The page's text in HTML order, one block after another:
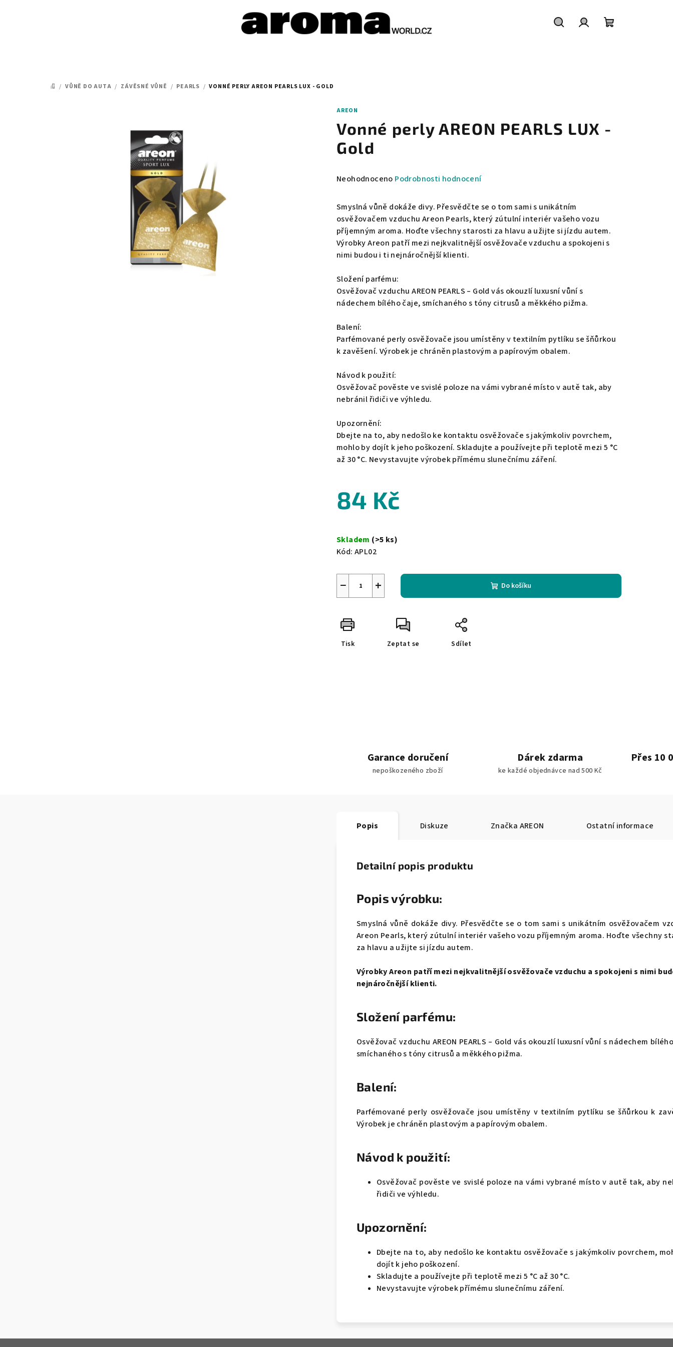
DOMŮ
/ VŮNĚ DO AUTA / ZÁVĚSNÉ VŮNĚ / PEARLS / VONNÉ PERLY AREON PEARLS LUX - GOLD
AREON
Vonné perly AREON PEARLS LUX -
Gold
Průměrné
produktu
0,0
z
Neohodnoceno Podrobnosti hodnocení
Smyslná vůně dokáže divy. Přesvědčte se o tom sami s unikátním
osvěžovačem vzduchu Areon Pearls, který zútulní interiér vašeho vozu
příjemným aroma. Hoďte všechny starosti za hlavu a užijte si jízdu autem.
Výrobky Areon patří mezi nejkvalitnější osvěžovače vzduchu a spokojeni s
nimi budou i ti nejnáročnější klienti.
Složení parfému:
Osvěžovač vzduchu AREON PEARLS – Gold vás okouzlí luxusní vůní s
nádechem bílého čaje, smíchaného s tóny citrusů a měkkého pižma.
Balení:
Parfémované perly osvěžovače jsou umístěny v textilním pytlíku se šňůrkou
k zavěšení. Výrobek je chráněn plastovým a papírovým obalem.
Návod k použití:
Osvěžovač pověste ve svislé poloze na vámi vybrané místo v autě tak, aby
nebránil řidiči ve výhledu.
Upozornění:
Dbejte na to, aby nedošlo ke kontaktu osvěžovače s jakýmkoliv povrchem,
mohlo by dojít k jeho poškození. Skladujte a používejte při teplotě mezi 5 °C
až 30 °C. Nevystavujte výrobek přímému slunečnímu záření.
84 Kč
cena:
Skladem (>5 ks)
Kód: APL02
+
− Do košíku
Tisk Zeptat se Sdílet
Garance doručení
nepoškozeného zboží
Dárek zdarma
ke každé objednávce nad 500 Kč
Přes 10
Popis Diskuze Značka AREON Ostatní informace
Detailní popis produktu
Popis výrobku:
Smyslná vůně dokáže divy. Přesvědčte se o tom sami s unikátním osvěžovačem
Areon Pearls, který zútulní interiér vašeho vozu příjemným aroma. Hoďte všechny
za hlavu a užijte si jízdu autem.
Výrobky Areon patří mezi nejkvalitnější osvěžovače vzduchu a spokojeni s nimi
nejnáročnější klienti.
Složení parfému:
Osvěžovač vzduchu AREON PEARLS – Gold vás okouzlí luxusní vůní s nádechem
smíchaného s tóny citrusů a měkkého pižma.
Balení:
Parfémované perly osvěžovače jsou umístěny v textilním pytlíku se šňůrkou k
Výrobek je chráněn plastovým a papírovým obalem.
Návod k použití:
Osvěžovač pověste ve svislé poloze na vámi vybrané místo v autě tak, aby
řidiči ve výhledu.
Upozornění:
Dbejte na to, aby nedošlo ke kontaktu osvěžovače s jakýmkoliv povrchem,
dojít k jeho poškození.
Skladujte a používejte při teplotě mezi 5 °C až 30 °C.
Nevystavujte výrobek přímému slunečnímu záření.